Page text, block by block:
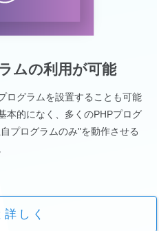
ムの利用が可能
ログラムを設置することも可能
本的になく、多くのPHPプログ
プログラムのみ"を動作させる
しく